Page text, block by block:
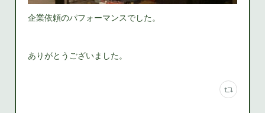
企業依頼のパフォーマンスでした。
ありがとうございました。